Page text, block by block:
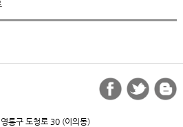
통구 도청로 30 (이의동)